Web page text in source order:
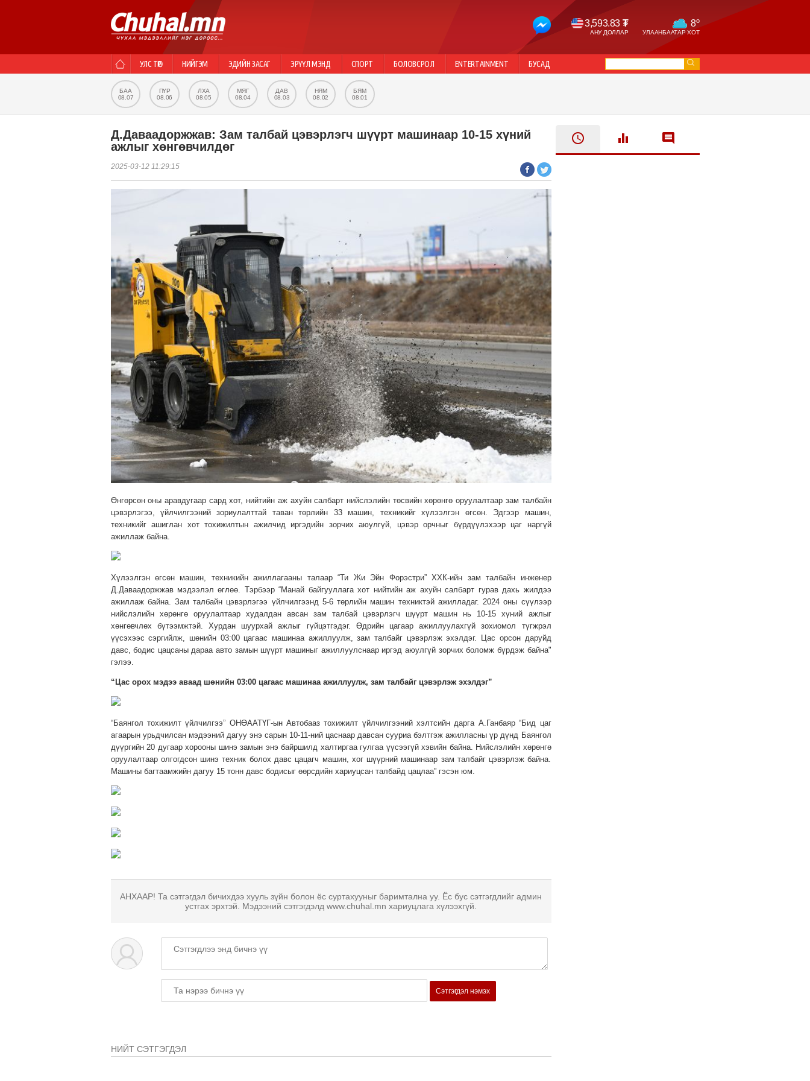
3,593.83 ₮
АНУ ДОЛЛАР
8o
УЛААНБААТАР ХОТ
УЛС ТӨР НИЙГЭМ ЭДИЙН ЗАСАГ ЭРҮҮЛ МЭНД СПОРТ БОЛОВСРОЛ ENTERTAINMENT БУСАД
БАА
08.07
ПҮР
08.06
ЛХА
08.05
МЯГ
08.04
ДАВ
08.03
НЯМ
08.02
БЯМ
08.01
Д.Даваадоржжав: Зам талбай цэвэрлэгч шүүрт машинаар 10-15 хүний
ажлыг хөнгөвчилдөг
2025-03-12 11:29:15
Өнгөрсөн оны аравдугаар сард хот, нийтийн аж ахуйн салбарт нийслэлийн төсвийн хөрөнгө оруулалтаар зам талбайн
цэвэрлэгээ, үйлчилгээний зориулалттай таван төрлийн 33 машин, техникийг хүлээлгэн өгсөн. Эдгээр машин,
техникийг ашиглан хот тохижилтын ажилчид иргэдийн зорчих аюулгүй, цэвэр орчныг бүрдүүлэхээр цаг наргүй
ажиллаж байна.
Хүлээлгэн өгсөн машин, техникийн ажиллагааны талаар “Ти Жи Эйн Форэстри” ХХК-ийн зам талбайн инженер
Д.Даваадоржжав мэдээлэл өглөө. Тэрбээр “Манай байгууллага хот нийтийн аж ахуйн салбарт гурав дахь жилдээ
ажиллаж байна. Зам талбайн цэвэрлэгээ үйлчилгээнд 5-6 төрлийн машин техниктэй ажилладаг. 2024 оны сүүлээр
нийслэлийн хөрөнгө оруулалтаар худалдан авсан зам талбай цэвэрлэгч шүүрт машин нь 10-15 хүний ажлыг
хөнгөвчлөх бүтээмжтэй. Хурдан шуурхай ажлыг гүйцэтгэдэг. Өдрийн цагаар ажиллуулахгүй зохиомол түгжрэл
үүсэхээс сэргийлж, шөнийн 03:00 цагаас машинаа ажиллуулж, зам талбайг цэвэрлэж эхэлдэг. Цас орсон даруйд
давс, бодис цацсаны дараа авто замын шүүрт машиныг ажиллуулснаар иргэд аюулгүй зорчих боломж бүрдэж байна"
гэлээ.
“Цас орох мэдээ аваад шөнийн 03:00 цагаас машинаа ажиллуулж, зам талбайг цэвэрлэж эхэлдэг”
“Баянгол тохижилт үйлчилгээ” ОНӨААТҮГ-ын Автобааз тохижилт үйлчилгээний хэлтсийн дарга А.Ганбаяр “Бид цаг
агаарын урьдчилсан мэдээний дагуу энэ сарын 10-11-ний цаснаар давсан сууриа бэлтгэж ажилласны үр дүнд Баянгол
дүүргийн 20 дугаар хорооны шинэ замын энэ байршилд халтиргаа гулгаа үүсээгүй хэвийн байна. Нийслэлийн хөрөнгө
оруулалтаар олгогдсон шинэ техник болох давс цацагч машин, хог шүүрний машинаар зам талбайг цэвэрлэж байна.
Машины багтаамжийн дагуу 15 тонн давс бодисыг өөрсдийн хариуцсан талбайд цацлаа” гэсэн юм.
АНХААР! Та сэтгэгдэл бичихдээ хууль зүйн болон ёс суртахууныг баримтална уу. Ёс бус сэтгэгдлийг админ
устгах эрхтэй. Мэдээний сэтгэгдэлд www.chuhal.mn хариуцлага хүлээхгүй.
Сэтгэгдэл нэмэх
НИЙТ СЭТГЭГДЭЛ